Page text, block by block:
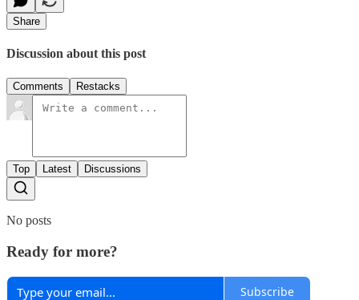
Share
Discussion about this post
Comments Restacks
Top Latest Discussions
No posts
Ready for more?
Subscribe